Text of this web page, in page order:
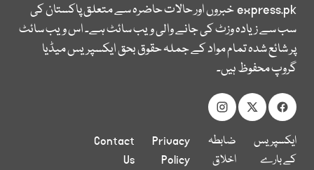
express.pkخبروں اور حالات حاضرہ سے متعلق پاکستان کی
سب سے زیادہ وزٹ کی جانے والی ویب سائٹ ہے۔ اس ویب سائٹ
پر شائع شدہ تمام مواد کے جملہ حقوق بحق ایکسپریس میڈیا
گروپ محفوظ ہیں۔
ایکسپریس
کے بارے
ضابطہ
اخلاق
Privacy
Policy
Contact
Us